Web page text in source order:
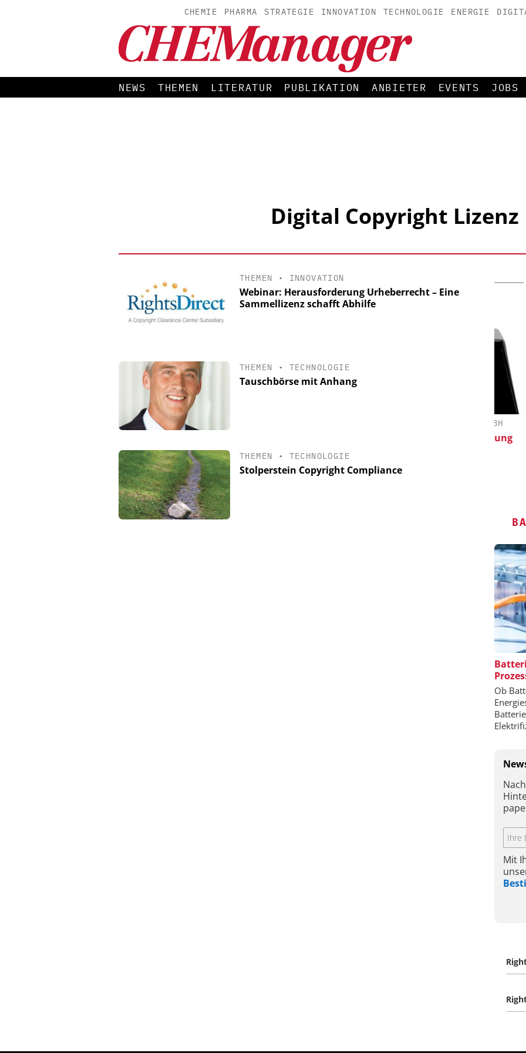
CHEMIE PHARMA STRATEGIE INNOVATION TECHNOLOGIE ENERGIE
NEWS THEMEN LITERATUR PUBLIKATION ANBIETER EVENTS JOBS
Digital Copyright Lizenz
THEMEN • INNOVATION
Webinar: Herausforderung Urheberrecht – Eine
Sammellizenz schafft Abhilfe
THEMEN • TECHNOLOGIE
Tauschbörse mit Anhang
THEMEN • TECHNOLOGIE
Stolperstein Copyright Compliance
CHEMANAGER C/O WILEY-VCH GMBH
Generation Batteries and Hydrogen
Ob
Mit